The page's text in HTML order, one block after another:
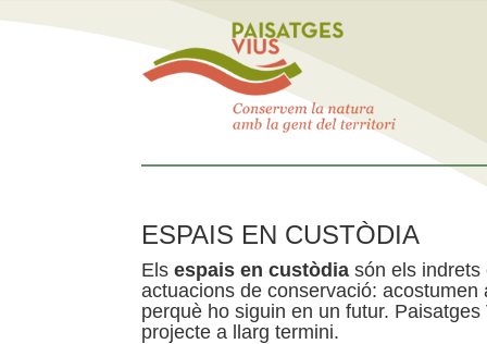
ESPAIS EN CUSTÒDIA
Els espais en custòdia són els indrets
actuacions de conservació:
perquè ho siguin en un futur.
projecte a llarg termini.